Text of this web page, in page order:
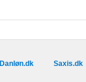
Danløn.dk
Saxis.dk